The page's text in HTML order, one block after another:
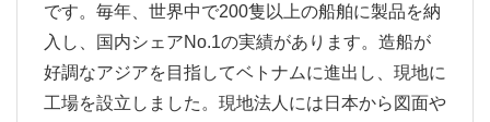
です。毎年、世界中で200隻以上の船舶に製品を納
入し、国内シェアNo.1の実績があります。造船が
好調なアジアを目指してベトナムに進出し、現地に
工場を設立しました。現地法人には日本から図面や